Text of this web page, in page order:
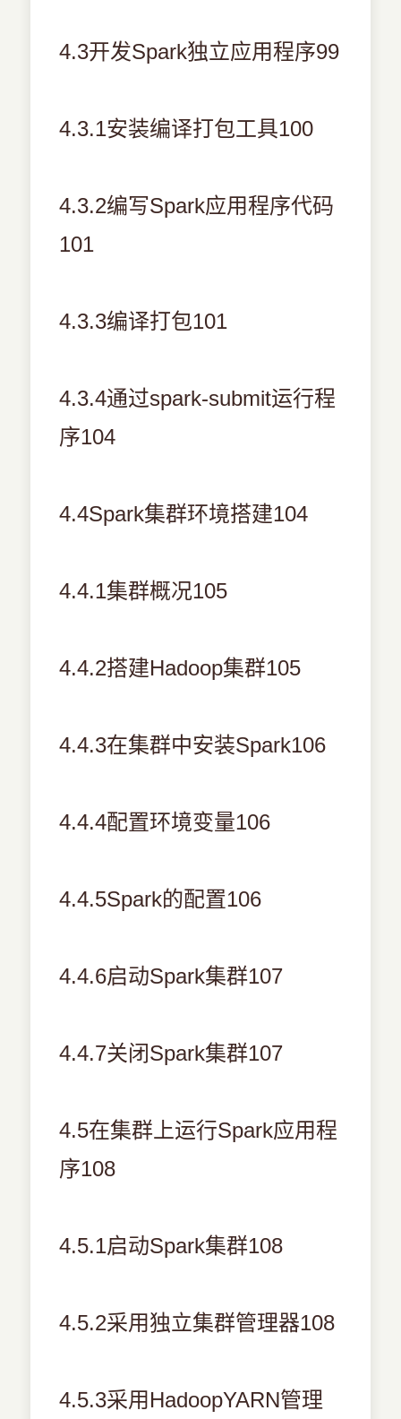
4.3开发Spark独立应用程序99
4.3.1安装编译打包工具100
4.3.2编写Spark应用程序代码
101
4.3.3编译打包101
4.3.4通过spark-submit运行程
序104
4.4Spark集群环境搭建104
4.4.1集群概况105
4.4.2搭建Hadoop集群105
4.4.3在集群中安装Spark106
4.4.4配置环境变量106
4.4.5Spark的配置106
4.4.6启动Spark集群107
4.4.7关闭Spark集群107
4.5在集群上运行Spark应用程
序108
4.5.1启动Spark集群108
4.5.2采用独立集群管理器108
4.5.3采用HadoopYARN管理